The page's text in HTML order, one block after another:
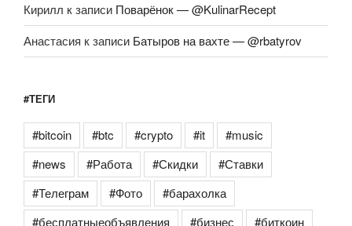
Кирилл к записи Поварёнок — @KulinarRecept
Анастасия к записи Батыров на вахте — @rbatyrov
#ТЕГИ
#bitcoin #btc #crypto #it
#music
#news
#Работа #Скидки
#Ставки
#Телеграм
#Фото
#барахолка
#бесплатныеобъявления
#бизнес
#биткоин